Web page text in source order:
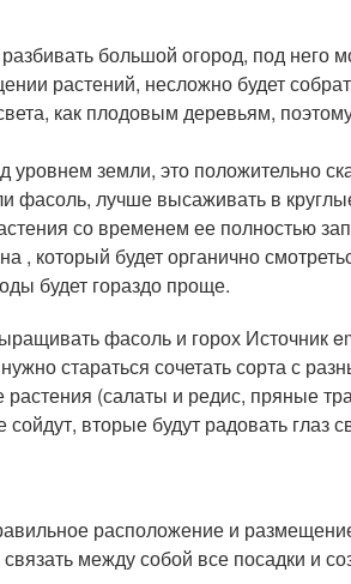
большой огород, под него
растений, несложно будет
как плодовым деревьям,
уровнем земли, это положительно
фасоль, лучше высаживать в
со временем ее полностью
, который будет органично
будет гораздо проще.
фасоль и горох Источник
стараться сочетать сорта с
(салаты и редис, пряные
вторые будут радовать глаз
расположение и
между собой все посадки и